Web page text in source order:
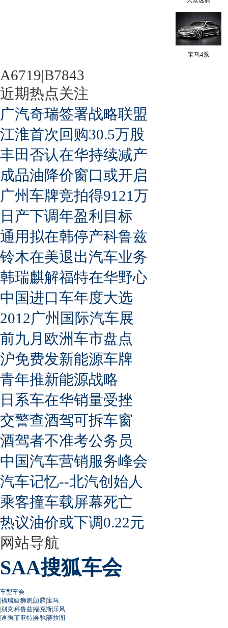
宝马4系
A6719|B7843
近期热点关注
广汽奇瑞签署战略联盟
江淮首次回购30.5万股
丰田否认在华持续减产
成品油降价窗口或开启
广州车牌竞拍得9121万
日产下调年盈利目标
通用拟在韩停产科鲁兹
铃木在美退出汽车业务
韩瑞麒解福特在华野心
中国进口车年度大选
2012广州国际汽车展
前九月欧洲车市盘点
沪免费发新能源车牌
青年推新能源战略
日系车在华销量受挫
交警查酒驾可拆车窗
酒驾者不准考公务员
中国汽车营销服务峰会
汽车记忆--北汽创始人
乘客撞车载屏幕死亡
热议油价或下调0.22元
网站导航
SAA搜狐车会
车型车会
|福瑞迪|狮跑|迈腾|宝马
|别克|科鲁兹|福克斯|乐风
|速腾|菲亚特|奔驰|赛拉图